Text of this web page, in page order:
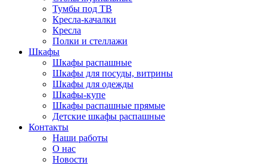
Тумбы под ТВ
Кресла-качалки
Кресла
Полки и стеллажи
Шкафы
Шкафы распашные
Шкафы для посуды, витрины
Шкафы для одежды
Шкафы-купе
Шкафы распашные прямые
Детские шкафы распашные
Контакты
Наши работы
О нас
Новости